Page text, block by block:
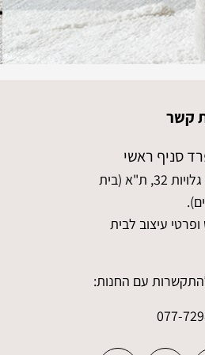
קשר
סניף ראשי
קיבוץ גלויות 32, ת"א (בית
ופרטי עיצוב לבית
עם החנות:
077-